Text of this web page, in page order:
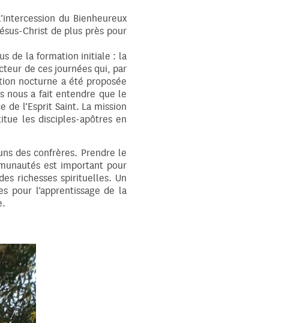
du Bienheureux
Christ de plus près pour
de la formation initiale : la
de ces journées qui, par
nocturne a été proposée
nous a fait entendre que le
l’Esprit Saint. La mission
les disciples-apôtres en
des confrères. Prendre le
est important pour
richesses spirituelles. Un
pour l’apprentissage de la